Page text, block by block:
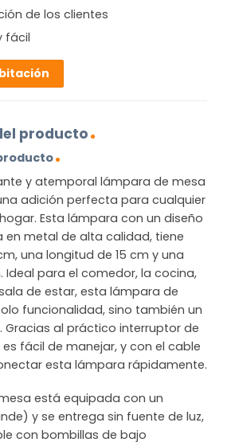
de los clientes
fácil
producto
y atemporal lámpara de mesa
adición perfecta para cualquier
Esta lámpara con un diseño
en metal de alta calidad, tiene
una longitud de 15 cm y una
Ideal para el comedor, la cocina,
de estar, esta lámpara de
funcionalidad, sino también un
al práctico interruptor de
fácil de manejar, y con el cable
esta lámpara rápidamente.
está equipada con un
y se entrega sin fuente de luz,
con bombillas de bajo